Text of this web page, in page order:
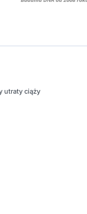
utraty ciąży